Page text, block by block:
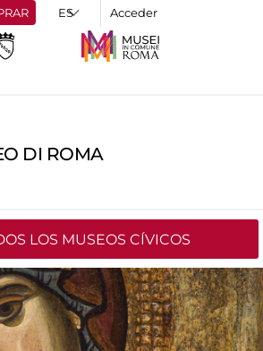
Acceder
DI ROMA
LOS MUSEOS CÍVICOS